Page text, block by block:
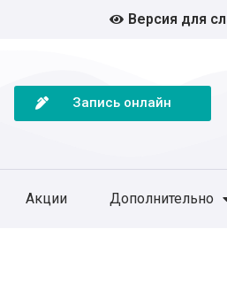
Версия для
Запись онлайн
Акции Дополнительно